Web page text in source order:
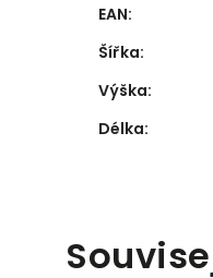
EAN:
Šířka:
Výška:
Délka: